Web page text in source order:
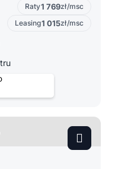
Raty1 769zł/msc
Leasing1 015zł/msc